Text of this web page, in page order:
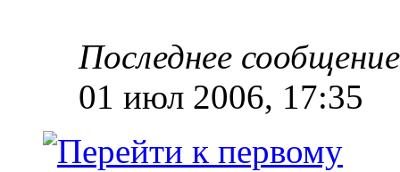
Последнее
01 июл 2006, 17:35